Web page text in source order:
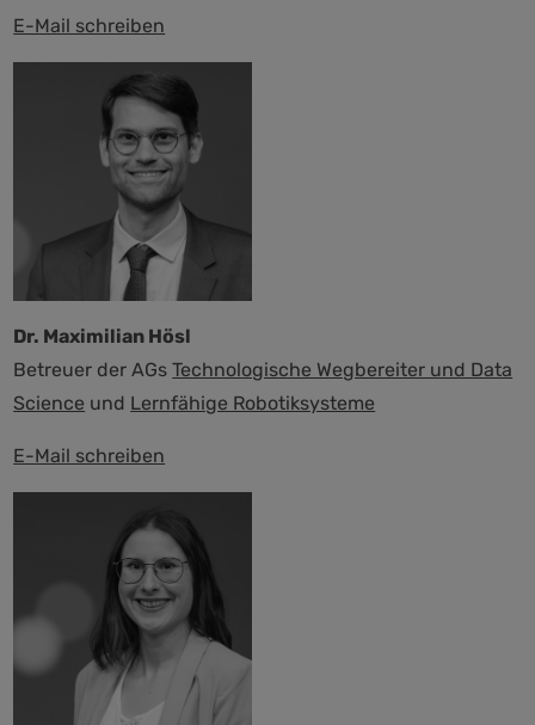
E-Mail schreiben
Dr. Maximilian Hösl
Betreuer der AGsTechnologische Wegbereiter und Data
Science und Lernfähige Robotiksysteme
E-Mail schreiben